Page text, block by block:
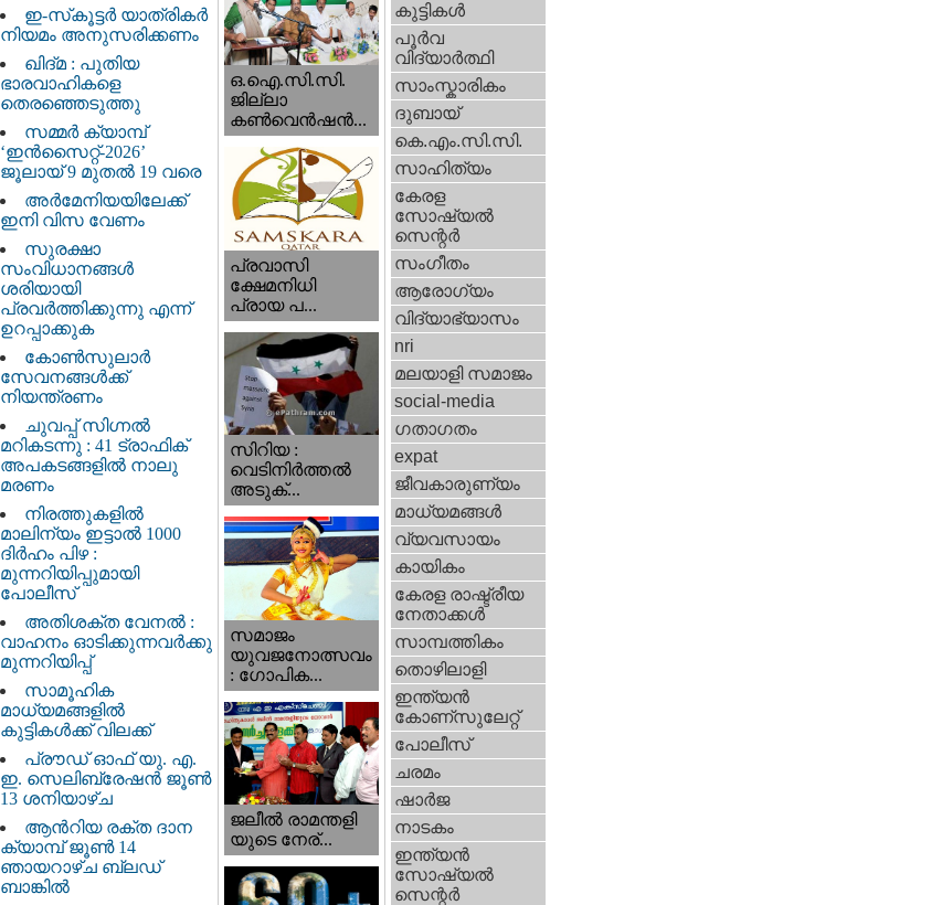
ഇ-സ്‌കൂട്ടർ യാത്രികർ
നിയമം അനുസരിക്കണം
ഖിദ്മ : പുതിയ
ഭാരവാഹികളെ
തെരഞ്ഞെടുത്തു
സമ്മർ ക്യാമ്പ്
‘ഇൻസൈറ്റ്-2026’
ജൂലായ് 9 മുതൽ 19 വരെ
അർമേനിയയിലേക്ക്
ഇനി വിസ വേണം
സുരക്ഷാ
സംവിധാനങ്ങൾ
ശരിയായി
പ്രവർത്തിക്കുന്നു എന്ന്
ഉറപ്പാക്കുക
കോൺസുലാർ
സേവനങ്ങൾക്ക്
നിയന്ത്രണം
ചുവപ്പ് സിഗ്നൽ
മറികടന്നു : 41 ട്രാഫിക്
അപകടങ്ങളിൽ നാലു
മരണം
നിരത്തുകളിൽ
മാലിന്യം ഇട്ടാൽ 1000
ദിർഹം പിഴ :
മുന്നറിയിപ്പുമായി
പോലീസ്
അതിശക്ത വേനൽ :
വാഹനം ഓടിക്കുന്നവർക്കു
മുന്നറിയിപ്പ്
സാമൂഹിക
മാധ്യമങ്ങളിൽ
കുട്ടികൾക്ക് വിലക്ക്
പ്രൗഡ് ഓഫ് യു. എ.
ഇ. സെലിബ്രേഷൻ ജൂൺ
13 ശനിയാഴ്ച
ആൻറിയ രക്ത ദാന
ക്യാമ്പ് ജൂൺ 14
ഞായറാഴ്ച ബ്ലഡ്
ബാങ്കിൽ
ഒ.ഐ.സി.സി.
ജില്ലാ
കൺവെൻഷൻ...
പ്രവാസി
ക്ഷേമനിധി
പ്രായ പ...
സിറിയ :
വെടിനിർത്തൽ
അടുക്...
സമാജം
യുവജനോത്സവം
: ഗോപിക...
ജലീല്‍ രാമന്തളി
യുടെ നേര്...
കുട്ടികള്‍
പൂര്‍വ
വിദ്യാര്‍ത്ഥി
സാംസ്കാരികം
ദുബായ്‌
കെ.എം.സി.സി.
സാഹിത്യം
കേരള
സോഷ്യല്‍
സെന്റര്‍
സംഗീതം
ആരോഗ്യം
വിദ്യാഭ്യാസം
nri
മലയാളി സമാജം
social-media
ഗതാഗതം
expat
ജീവകാരുണ്യം
മാധ്യമങ്ങള്‍
വ്യവസായം
കായികം
കേരള രാഷ്ട്രീയ
നേതാക്കള്‍
സാമ്പത്തികം
തൊഴിലാളി
ഇന്ത്യന്‍
കോണ്സുലേറ്റ്
പോലീസ്
ചരമം
ഷാര്‍ജ
നാടകം
ഇന്ത്യന്‍
സോഷ്യല്‍
സെന്റര്‍